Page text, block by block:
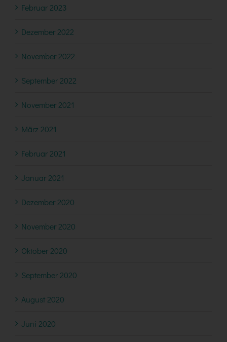
Februar 2023
Dezember 2022
November 2022
September 2022
November 2021
März 2021
Februar 2021
Januar 2021
Dezember 2020
November 2020
Oktober 2020
September 2020
August 2020
Juni 2020